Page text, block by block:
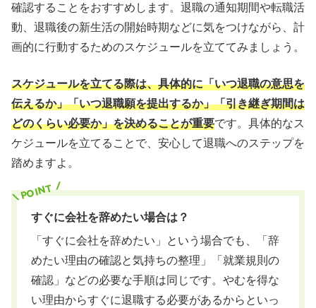
確認することをおすすめします。退職の通知期間や転職活
動、退職後の新生活の開始時期などに気をつけながら、計
画的に行動するためのスケジュールを立ててみましょう。
スケジュールを立てる際は、具体的に「いつ退職の意思を
伝えるか」「いつ退職願を提出するか」「引き継ぎ期間は
どのくらい必要か」を決めることが重要です。具体的なス
ケジュールを立てることで、安心して退職へのステップを
踏めますよ。
すぐに会社を辞めたい場合は？
「すぐに会社を辞めたい」という場合でも、「辞
めたい理由の確認と気持ちの整理」「就業規則の
確認」などの必要な手順は同じです。やむを得な
い理由からすぐに退職する必要があるからといっ